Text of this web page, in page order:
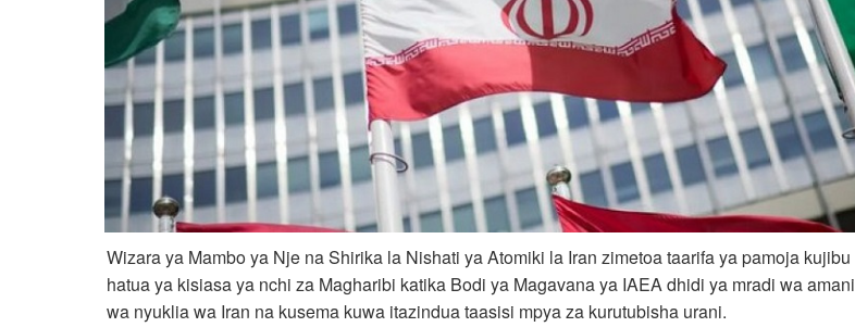
Wizara ya Mambo ya Nje na Shirika la Nishati ya Atomiki la Iran zimetoa taarifa ya pamoja kujibu
hatua ya kisiasa ya nchi za Magharibi katika Bodi ya Magavana ya IAEA dhidi ya mradi wa amani
wa nyuklia wa Iran na kusema kuwa itazindua taasisi mpya za kurutubisha urani.